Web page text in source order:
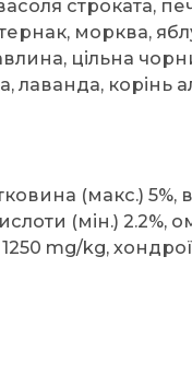
строката,
морква,
цільна
лаванда,
(макс.) 5%,
(мін.) 2.2%,
1250 mg/kg,